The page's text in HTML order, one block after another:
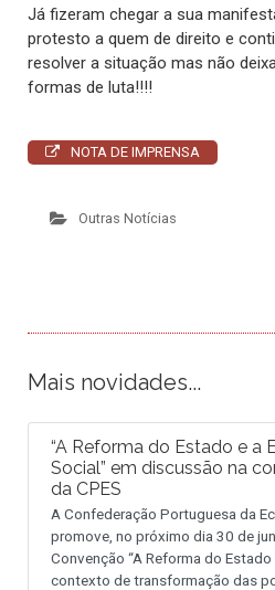
Já fizeram chegar a sua
protesto a quem de direito e
resolver a situação mas não
formas de luta!!!!
NOTA DE IMPRENSA
Outras Notícias
Mais novidades...
“A Reforma do Estado e a
Social” em discussão na
da CPES
A Confederação Portuguesa da
promove, no próximo dia 30 de
Convenção “A Reforma do Estado
contexto de transformação das